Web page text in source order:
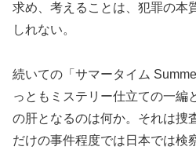
求め、考えることは、犯罪の本
しれない。
続いての「サマータイム
っともミステリー仕立ての一編
の肝となるのは何か。それは捜
だけの事件程度では日本では検